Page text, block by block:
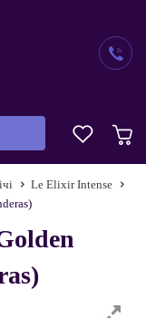
Le Elixir Intense